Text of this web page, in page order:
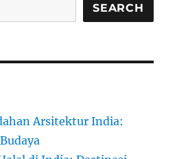
SEARCH
Arsitektur India: